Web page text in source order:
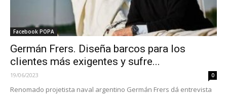
Facebook POPA
Germán Frers. Diseña barcos para los
clientes más exigentes y sufre...
19/06/2023 0
Renomado projetista naval argentino Germán Frers dá entrevista